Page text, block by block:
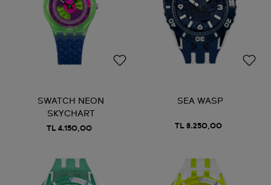
SWATCH NEON
SKYCHART
TL 4.150,00
SEA WASP
TL 8.250,00